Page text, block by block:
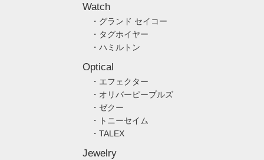
Watch
・グランド セイコー
・タグホイヤー
・ハミルトン
Optical
・エフェクター
・オリバーピープルズ
・ゼクー
・トニーセイム
・TALEX
Jewelry